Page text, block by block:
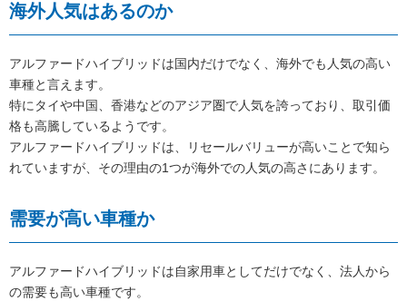
海外人気はあるのか
アルファードハイブリッドは国内だけでなく、海外でも人気の高い
車種と言えます。
特にタイや中国、香港などのアジア圏で人気を誇っており、取引価
格も高騰しているようです。
アルファードハイブリッドは、リセールバリューが高いことで知ら
れていますが、その理由の1つが海外での人気の高さにあります。
需要が高い車種か
アルファードハイブリッドは自家用車としてだけでなく、法人から
の需要も高い車種です。